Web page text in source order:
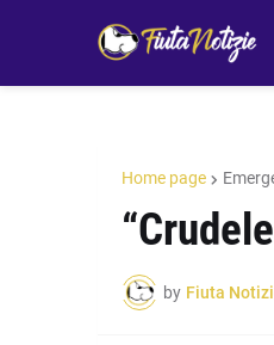
Home page
by Fiuta